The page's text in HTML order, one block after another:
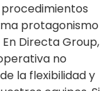
protagonismo
Directa Group,
no
la flexibilidad y